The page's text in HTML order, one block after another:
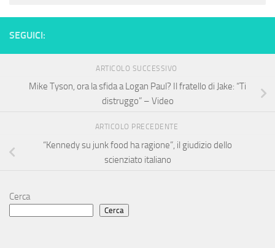
SEGUICI:
ARTICOLO SUCCESSIVO
Mike Tyson, ora la sfida a Logan Paul? Il fratello di Jake: “Ti
distruggo” – Video
ARTICOLO PRECEDENTE
“Kennedy su junk food ha ragione”, il giudizio dello
scienziato italiano
Cerca
Cerca